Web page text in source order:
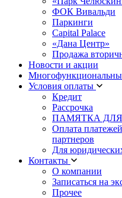
ФОК Вивальди
Паркинги
Capital Palace
«Дана Центр»
Продажа
Новости и акции
Условия оплаты
Кредит
Рассрочка
ПАМЯТКА ДЛЯ
Оплата
партнеров
Для
Контакты
О компании
Записаться на
Прочее